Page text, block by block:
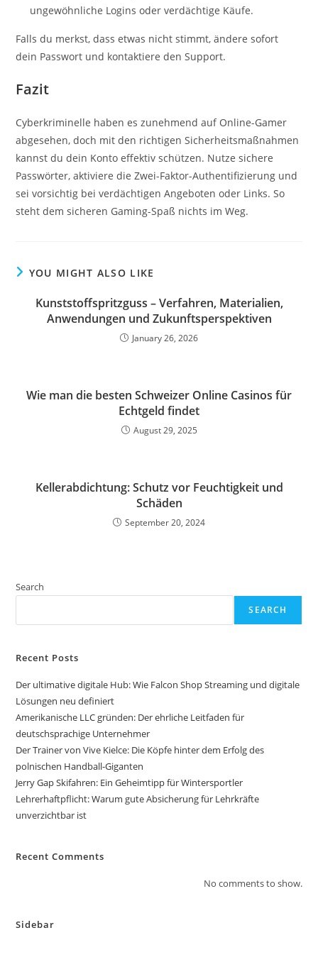
ungewöhnliche Logins oder verdächtige Käufe.
Falls du merkst, dass etwas nicht stimmt, ändere sofort
dein Passwort und kontaktiere den Support.
Fazit
Cyberkriminelle haben es zunehmend auf Online-Gamer
abgesehen, doch mit den richtigen Sicherheitsmaßnahmen
kannst du dein Konto effektiv schützen. Nutze sichere
Passwörter, aktiviere die Zwei-Faktor-Authentifizierung und
sei vorsichtig bei verdächtigen Angeboten oder Links. So
steht dem sicheren Gaming-Spaß nichts im Weg.
YOU MIGHT ALSO LIKE
Kunststoffspritzguss – Verfahren, Materialien,
Anwendungen und Zukunftsperspektiven
January 26, 2026
Wie man die besten Schweizer Online Casinos für
Echtgeld findet
August 29, 2025
Kellerabdichtung: Schutz vor Feuchtigkeit und
Schäden
September 20, 2024
Search
SEARCH
Recent Posts
Der ultimative digitale Hub: Wie Falcon Shop Streaming und digitale
Lösungen neu definiert
Amerikanische LLC gründen: Der ehrliche Leitfaden für
deutschsprachige Unternehmer
Der Trainer von Vive Kielce: Die Köpfe hinter dem Erfolg des
polnischen Handball-Giganten
Jerry Gap Skifahren: Ein Geheimtipp für Wintersportler
Lehrerhaftpflicht: Warum gute Absicherung für Lehrkräfte
unverzichtbar ist
Recent Comments
No comments to show.
Sidebar